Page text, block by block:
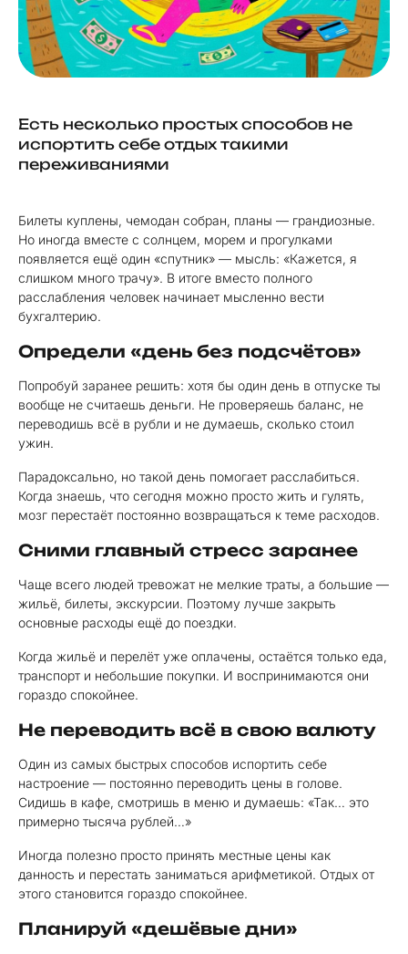
Есть несколько простых способов не
испортить себе отдых такими
переживаниями
Билеты куплены, чемодан собран, планы — грандиозные.
Но иногда вместе с солнцем, морем и прогулками
появляется ещё один «спутник» — мысль: «Кажется, я
слишком много трачу». В итоге вместо полного
расслабления человек начинает мысленно вести
бухгалтерию.
Определи «день без подсчётов»
Попробуй заранее решить: хотя бы один день в отпуске ты
вообще не считаешь деньги. Не проверяешь баланс, не
переводишь всё в рубли и не думаешь, сколько стоил
ужин.
Парадоксально, но такой день помогает расслабиться.
Когда знаешь, что сегодня можно просто жить и гулять,
мозг перестаёт постоянно возвращаться к теме расходов.
Сними главный стресс заранее
Чаще всего людей тревожат не мелкие траты, а большие —
жильё, билеты, экскурсии. Поэтому лучше закрыть
основные расходы ещё до поездки.
Когда жильё и перелёт уже оплачены, остаётся только еда,
транспорт и небольшие покупки. И воспринимаются они
гораздо спокойнее.
Не переводить всё в свою валюту
Один из самых быстрых способов испортить себе
настроение — постоянно переводить цены в голове.
Сидишь в кафе, смотришь в меню и думаешь: «Так… это
примерно тысяча рублей…»
Иногда полезно просто принять местные цены как
данность и перестать заниматься арифметикой. Отдых от
этого становится гораздо спокойнее.
Планируй «дешёвые дни»